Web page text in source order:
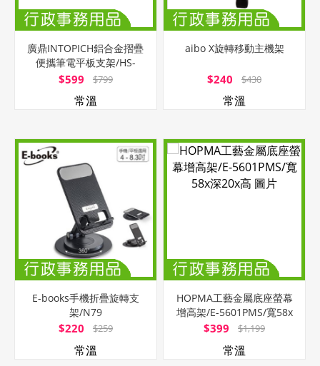
廣鼎INTOPICH鋁合金摺疊
便攜筆電平板支架/HS-
A003
$599 $799
常溫
aibo X旋轉移動主機架
$240 $430
常溫
E-books手機折疊旋轉支
架/N79
$220 $259
常溫
HOPMA工藝金屬底座螢幕
增高架/E-5601PMS/寬58x
深20x高
$399 $1,199
常溫